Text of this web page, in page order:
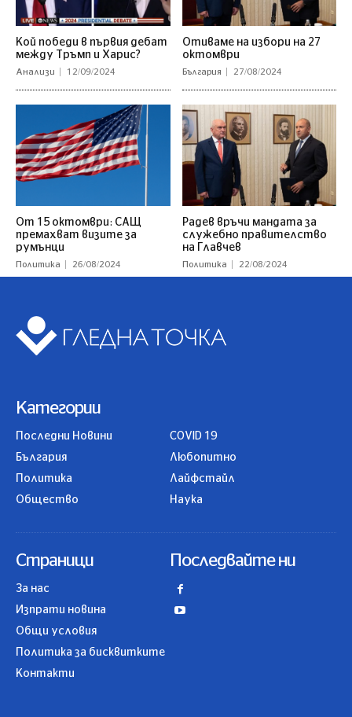
Кой победи в първия дебат
между Тръмп и Харис?
Анализи 12/09/2024
Отиваме на избори на 27
октомври
България 27/08/2024
От 15 октомври: САЩ
премахват визите за
румънци
Политика 26/08/2024
Радев връчи мандата за
служебно правителство
на Главчев
Политика 22/08/2024
Категории
Последни Новини
България
Политика
Общество
COVID 19
Любопитно
Лайфстайл
Наука
Страници
За нас
Изпрати новина
Общи условия
Политика за бисквитките
Контакти
Последвайте ни